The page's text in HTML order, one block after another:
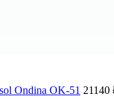
Ondina ОK-51 21140